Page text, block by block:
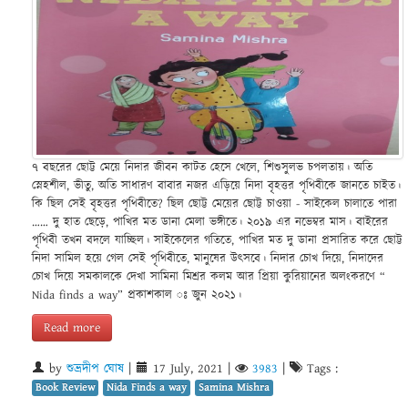
৭ বছরের ছোট্ট মেয়ে নিদার জীবন কাটত হেসে খেলে, শিশুসুলভ চপলতায়। অতি
স্নেহশীল, ভীতু, অতি সাধারণ বাবার নজর এড়িয়ে নিদা বৃহত্তর পৃথিবীকে জানতে চাইত।
কি ছিল সেই বৃহত্তর পৃথিবীতে? ছিল ছোট্ট মেয়ের ছোট্ট চাওয়া - সাইকেল চালাতে পারা
…… দু হাত ছেড়ে, পাখির মত ডানা মেলা ভঙ্গীতে। ২০১৯ এর নভেম্বর মাস। বাইরের
পৃথিবী তখন বদলে যাচ্ছিল। সাইকেলের গতিতে, পাখির মত দু ডানা প্রসারিত করে ছোট্ট
নিদা সামিল হয়ে গেল সেই পৃথিবীতে, মানুষের উৎসবে। নিদার চোখ দিয়ে, নিদাদের
চোখ দিয়ে সমকালকে দেখা সামিনা মিশ্রর কলম আর প্রিয়া কুরিয়ানের অলংকরণে “
Nida finds a way” প্রকাশকাল ঃ জুন ২০২১।
Read more
by শুভ্রদীপ ঘোষ 17 July, 2021 3983 Tags :
Book Review Nida Finds a way Samina Mishra